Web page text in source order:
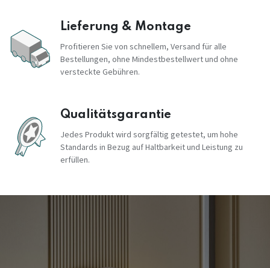
Lieferung & Montage
Profitieren Sie von schnellem, Versand für alle
Bestellungen, ohne Mindestbestellwert und ohne
versteckte Gebühren.
Qualitätsgarantie
Jedes Produkt wird sorgfältig getestet, um hohe
Standards in Bezug auf Haltbarkeit und Leistung zu
erfüllen.